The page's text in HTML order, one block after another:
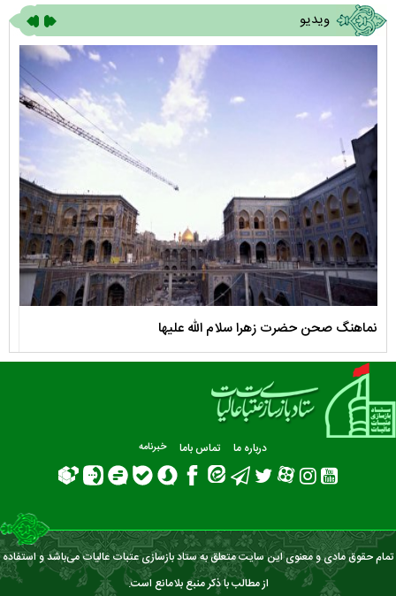
ویدیو
نماهنگ صحن حضرت زهرا سلام الله علیها
درباره ما تماس باما خبرنامه
تمام حقوق مادی و معنوی این سایت متعلق به ستاد بازسازی عتبات عالیات می‌باشد و استفاده
از مطالب با ذکر منبع بلامانع است.